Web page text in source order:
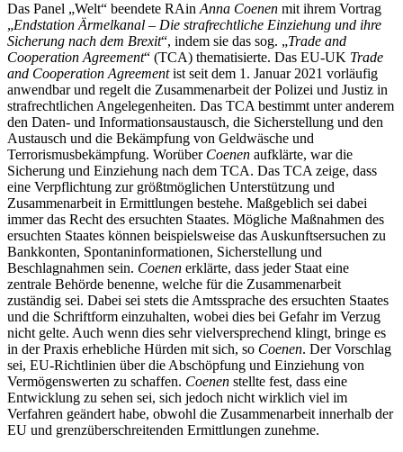
Das Panel „Welt“ beendete RAin Anna Coenen mit ihrem Vortrag
„Endstation Ärmelkanal – Die strafrechtliche Einziehung und ihre
Sicherung nach dem Brexit“, indem sie das sog. „Trade and
Cooperation Agreement“ (TCA) thematisierte. Das EU-UK Trade
and Cooperation Agreementist seit dem 1. Januar 2021 vorläufig
anwendbar und regelt die Zusammenarbeit der Polizei und Justiz in
strafrechtlichen Angelegenheiten. Das TCA bestimmt unter anderem
den Daten- und Informationsaustausch, die Sicherstellung und den
Austausch und die Bekämpfung von Geldwäsche und
Terrorismusbekämpfung. Worüber Coenen aufklärte, war die
Sicherung und Einziehung nach dem TCA. Das TCA zeige, dass
eine Verpflichtung zur größtmöglichen Unterstützung und
Zusammenarbeit in Ermittlungen bestehe. Maßgeblich sei dabei
immer das Recht des ersuchten Staates. Mögliche Maßnahmen des
ersuchten Staates können beispielsweise das Auskunftsersuchen zu
Bankkonten, Spontaninformationen, Sicherstellung und
Beschlagnahmen sein. Coenen erklärte, dass jeder Staat eine
zentrale Behörde benenne, welche für die Zusammenarbeit
zuständig sei. Dabei sei stets die Amtssprache des ersuchten Staates
und die Schriftform einzuhalten, wobei dies bei Gefahr im Verzug
nicht gelte. Auch wenn dies sehr vielversprechend klingt, bringe es
in der Praxis erhebliche Hürden mit sich, so Coenen. Der Vorschlag
sei, EU-Richtlinien über die Abschöpfung und Einziehung von
Vermögenswerten zu schaffen. Coenen stellte fest, dass eine
Entwicklung zu sehen sei, sich jedoch nicht wirklich viel im
Verfahren geändert habe, obwohl die Zusammenarbeit innerhalb der
EU und grenzüberschreitenden Ermittlungen zunehme.